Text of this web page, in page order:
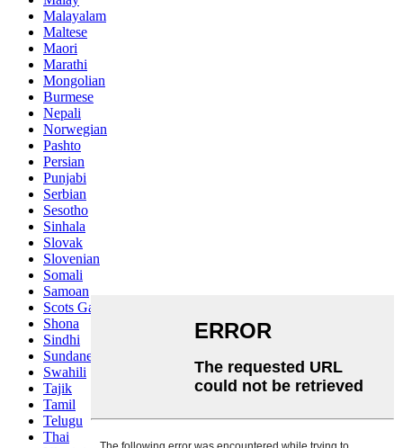
Malayalam
Maltese
Maori
Marathi
Mongolian
Burmese
Nepali
Norwegian
Pashto
Persian
Punjabi
Serbian
Sesotho
Sinhala
Slovak
Slovenian
Somali
Samoan
Scots Gaelic
Shona
Sindhi
Sundanese
Swahili
Tajik
Tamil
Telugu
Thai